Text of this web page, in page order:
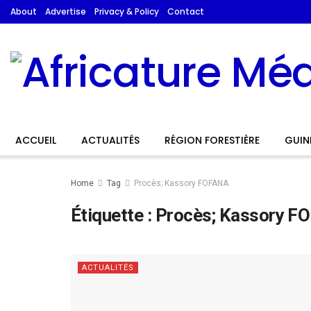
About Advertise Privacy & Policy Contact
ACCUEIL ACTUALITÉS RÉGION FORESTIÈRE
Home Tag Procès; Kassory FOFANA
Étiquette : Procès; Kassory
ACTUALITÉS